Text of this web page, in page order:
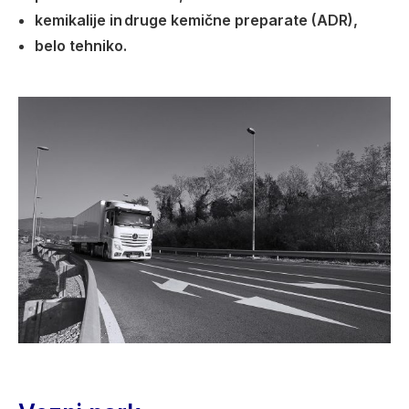
kemikalije in druge kemične preparate (ADR),
belo tehniko.